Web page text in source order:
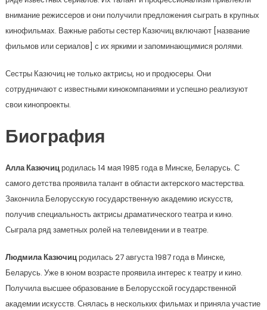
внимание режиссеров и они получили предложения сыграть в крупных
кинофильмах. Важные работы сестер Казючиц включают [название
фильмов или сериалов] с их яркими и запоминающимися ролями.
Сестры Казючиц не только актрисы, но и продюсеры. Они
сотрудничают с известными кинокомпаниями и успешно реализуют
свои кинопроекты.
Биография
Алла Казючицродилась 14 мая 1985 года в Минске, Беларусь. С
самого детства проявила талант в области актерского мастерства.
Закончила Белорусскую государственную академию искусств,
получив специальность актрисы драматического театра и кино.
Сыграла ряд заметных ролей на телевидении и в театре.
Людмила Казючицродилась 27 августа 1987 года в Минске,
Беларусь. Уже в юном возрасте проявила интерес к театру и кино.
Получила высшее образование в Белорусской государственной
академии искусств. Снялась в нескольких фильмах и приняла участие